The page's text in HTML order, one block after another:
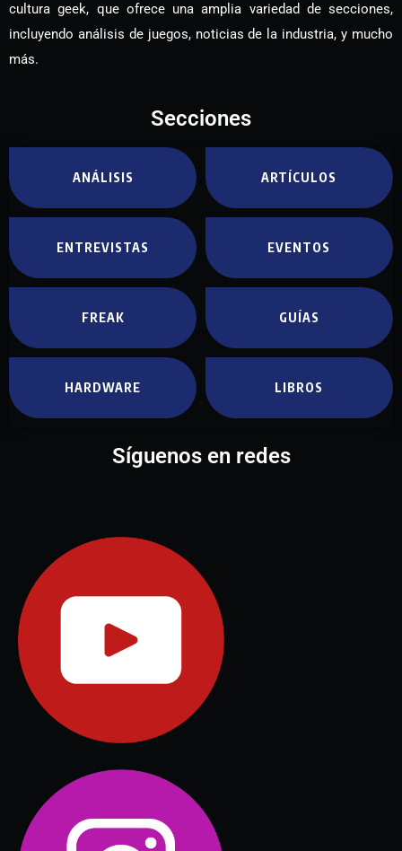
cultura geek, que ofrece una amplia variedad de secciones,
incluyendo análisis de juegos, noticias de la industria, y mucho
más.
Secciones
ANÁLISIS ARTÍCULOS
ENTREVISTAS EVENTOS
FREAK GUÍAS
HARDWARE LIBROS
Síguenos en redes